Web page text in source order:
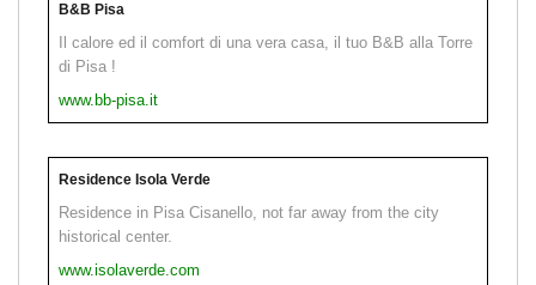
B&B Pisa
Il calore ed il comfort di una vera casa, il tuo B&B alla Torre
di Pisa !
www.bb-pisa.it
Residence Isola Verde
Residence in Pisa Cisanello, not far away from the city
historical center.
www.isolaverde.com